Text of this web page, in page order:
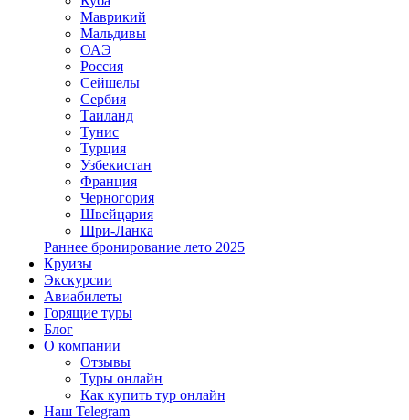
Маврикий
Мальдивы
ОАЭ
Россия
Сейшелы
Сербия
Таиланд
Тунис
Турция
Узбекистан
Франция
Черногория
Швейцария
Шри-Ланка
Раннее бронирование лето 2025
Круизы
Экскурсии
Авиабилеты
Горящие туры
Блог
О компании
Отзывы
Туры онлайн
Как купить тур онлайн
Наш Telegram